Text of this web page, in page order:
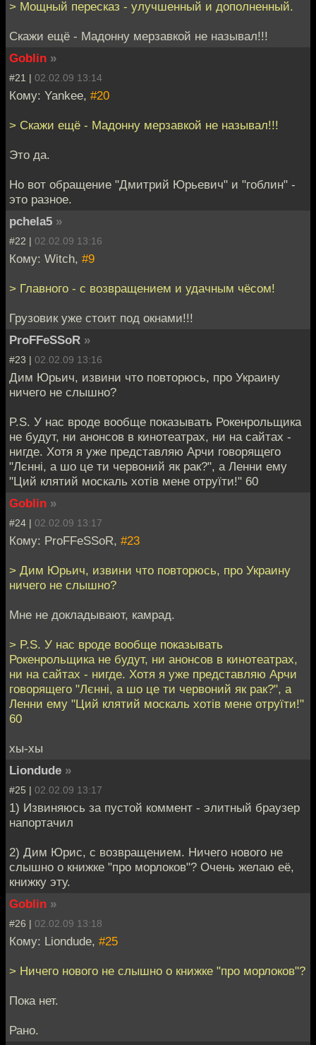
> Мощный пересказ - улучшенный и дополненный.
Скажи ещё - Мадонну мерзавкой не называл!!!
Goblin »
#21 | 02.02.09 13:14
Кому: Yankee, #20
> Скажи ещё - Мадонну мерзавкой не называл!!!
Это да.
Но вот обращение "Дмитрий Юрьевич" и "гоблин" -
это разное.
pchela5 »
#22 | 02.02.09 13:16
Кому: Witch, #9
> Главного - с возвращением и удачным чёсом!
Грузовик уже стоит под окнами!!!
ProFFeSSoR »
#23 | 02.02.09 13:16
Дим Юрьич, извини что повторюсь, про Украину
ничего не слышно?
P.S. У нас вроде вообще показывать Рокенрольщика
не будут, ни анонсов в кинотеатрах, ни на сайтах -
нигде. Хотя я уже представляю Арчи говорящего
"Лєнні, а шо це ти червоний як рак?", а Ленни ему
"Ций клятий москаль хотів мене отруїти!" 60
Goblin »
#24 | 02.02.09 13:17
Кому: ProFFeSSoR, #23
> Дим Юрьич, извини что повторюсь, про Украину
ничего не слышно?
Мне не докладывают, камрад.
> P.S. У нас вроде вообще показывать
Рокенрольщика не будут, ни анонсов в кинотеатрах,
ни на сайтах - нигде. Хотя я уже представляю Арчи
говорящего "Лєнні, а шо це ти червоний як рак?", а
Ленни ему "Ций клятий москаль хотів мене отруїти!"
60
хы-хы
Liondude »
#25 | 02.02.09 13:17
1) Извиняюсь за пустой коммент - элитный браузер
напортачил
2) Дим Юрис, с возвращением. Ничего нового не
слышно о книжке "про морлоков"? Очень желаю её,
книжку эту.
Goblin »
#26 | 02.02.09 13:18
Кому: Liondude, #25
> Ничего нового не слышно о книжке "про морлоков"?
Пока нет.
Рано.